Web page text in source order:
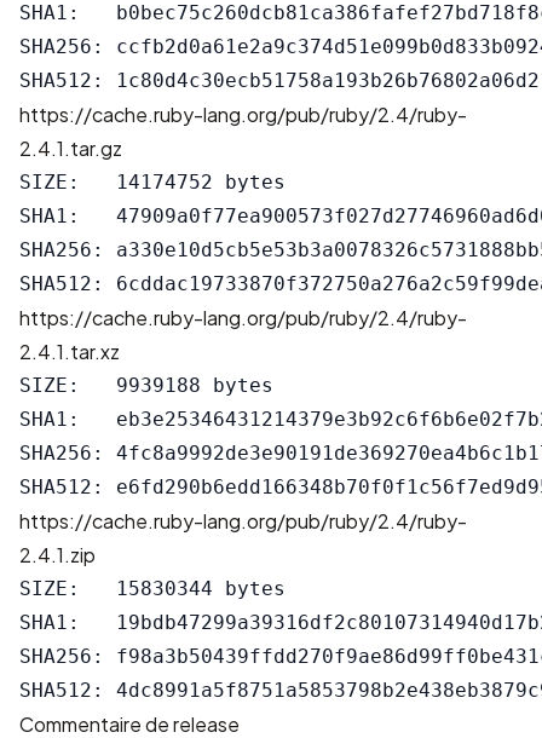
SHA1:
SHA256:
https://cache.ruby-lang.org/pub/ruby/2.4/ruby-
2.4.1.tar.gz
SIZE:   14174752 bytes
SHA1:
SHA256:
https://cache.ruby-lang.org/pub/ruby/2.4/ruby-
2.4.1.tar.xz
SIZE:   9939188 bytes
SHA1:
SHA256:
https://cache.ruby-lang.org/pub/ruby/2.4/ruby-
2.4.1.zip
SIZE:   15830344 bytes
SHA1:
SHA256:
Commentaire de release